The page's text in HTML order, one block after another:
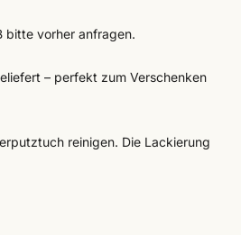
bitte vorher anfragen.
– perfekt zum Verschenken
reinigen. Die Lackierung